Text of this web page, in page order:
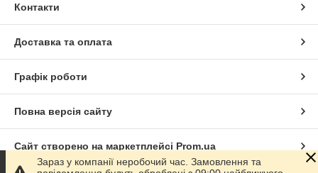
Контакти
Доставка та оплата
Графік роботи
Повна версія сайту
Сайт створено на маркетплейсі Prom.ua
Зараз у компанії неробочий час. Замовлення та